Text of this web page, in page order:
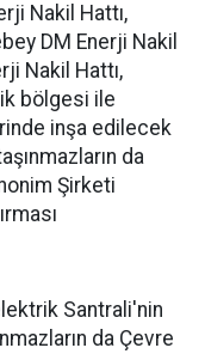
Nakil Hattı,
DM Enerji Nakil
Nakil Hattı,
bölgesi ile
inşa edilecek
da
Şirketi
Santrali'nin
da Çevre